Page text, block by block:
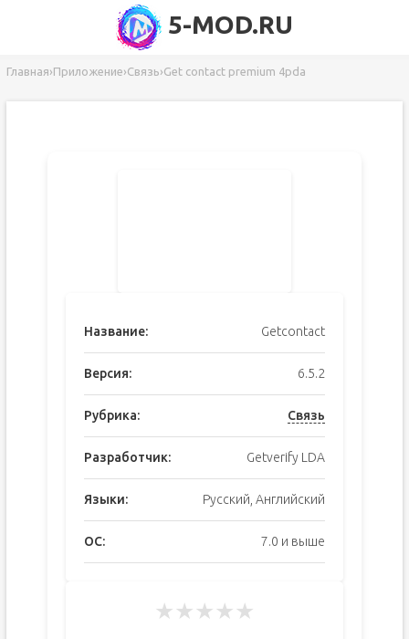
5-MOD.RU
Главная›Приложение›Связь›Get contact premium 4pda
Название: Getcontact
Версия: 6.5.2
Рубрика: Связь
Разработчик: Getverify LDA
Языки: Русский, Английский
ОС: 7.0 и выше
★★★★★